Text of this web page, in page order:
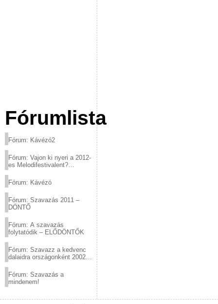
Fórumlista
Fórum: Kávézó2
Fórum: Vajon ki nyeri a 2012-
es Melodifestivalent?
Fórum: Kávézó
Fórum: Szavazás 2011 –
DÖNTŐ
Fórum: A szavazás
folytatódik – ELŐDÖNTŐK
Fórum: Szavazz a kedvenc
dalaidra országonként 2002
Fórum: Szavazás a
mindenem!